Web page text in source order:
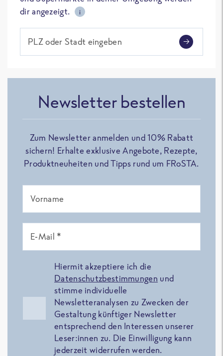
dir angezeigt.
i
PLZ oder Stadt eingeben
Newsletter bestellen
Zum Newsletter anmelden und 10% Rabatt
sichern! Erhalte exklusive Angebote, Rezepte,
Produktneuheiten und Tipps rund um FRoSTA.
Vorname
E-Mail *
Hiermit akzeptiere ich die
Datenschutzbestimmungen und
stimme individuelle
Newsletteranalysen zu Zwecken der
Gestaltung künftiger Newsletter
entsprechend den Interessen unserer
Leser:innen zu. Die Einwilligung kann
jederzeit widerrufen werden.